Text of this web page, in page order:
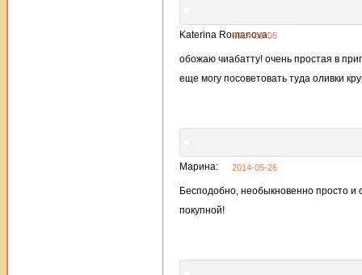
Katerina Romanova:
2014-05-05
обожаю чиабатту! очень простая в
еще могу посоветовать туда оливки
Марина: 2014-05-26
Бесподобно, необыкновенно просто
покупной!